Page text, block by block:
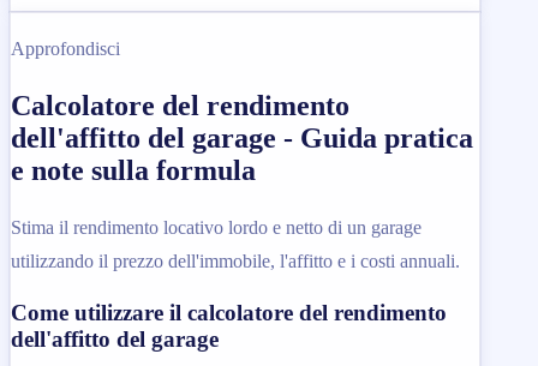
Approfondisci
Calcolatore del rendimento
dell'affitto del garage - Guida pratica
e note sulla formula
Stima il rendimento locativo lordo e netto di un garage
utilizzando il prezzo dell'immobile, l'affitto e i costi annuali.
Come utilizzare il calcolatore del rendimento
dell'affitto del garage